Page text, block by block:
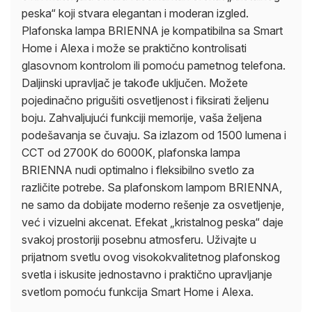
peska“ koji stvara elegantan i moderan izgled.
Plafonska lampa BRIENNA je kompatibilna sa Smart
Home i Alexa i može se praktično kontrolisati
glasovnom kontrolom ili pomoću pametnog telefona.
Daljinski upravljač je takođe uključen. Možete
pojedinačno prigušiti osvetljenost i fiksirati željenu
boju. Zahvaljujući funkciji memorije, vaša željena
podešavanja se čuvaju. Sa izlazom od 1500 lumena i
CCT od 2700K do 6000K, plafonska lampa
BRIENNA nudi optimalno i fleksibilno svetlo za
različite potrebe. Sa plafonskom lampom BRIENNA,
ne samo da dobijate moderno rešenje za osvetljenje,
već i vizuelni akcenat. Efekat „kristalnog peska“ daje
svakoj prostoriji posebnu atmosferu. Uživajte u
prijatnom svetlu ovog visokokvalitetnog plafonskog
svetla i iskusite jednostavno i praktično upravljanje
svetlom pomoću funkcija Smart Home i Alexa.